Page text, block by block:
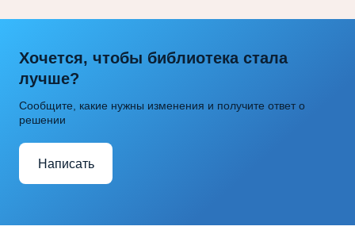
Хочется, чтобы библиотека стала
лучше?
Сообщите, какие нужны изменения и получите ответ о
решении
Написать